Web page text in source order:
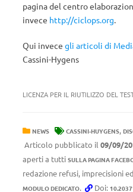
pagina del centro
invece http://ciclops.org.
Qui invece gli articoli di
Cassini-Hygens
LICENZA PER IL RIUTILIZZO DEL
NEWS CASSINI-HUYGENS,
Articolo pubblicato il 09/09/
aperti a tutti SULLA PAGINA
redazione refusi, imprecisioni
MODULO DEDICATO. Doi: